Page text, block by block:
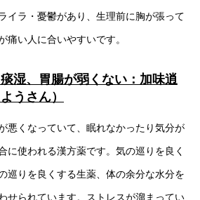
イラ・憂鬱があり、生理前に胸が張って
痛い人に合いやすいです。
湿、胃腸が弱くない：加味逍
うさん）
悪くなっていて、眠れなかったり気分が
に使われる漢方薬です。気の巡りを良く
巡りを良くする生薬、体の余分な水分を
せられています。ストレスが溜まってい